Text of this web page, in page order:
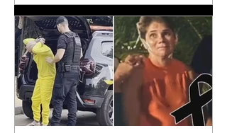
para promover conhecimento,
reflexão, troca de experiências e
valorização daqueles que exercem um
papel fundamental na formação das
futuras gerações. Durante o evento, o
secretário municipal de Educação,
Denildson Oliveira, destacou que o